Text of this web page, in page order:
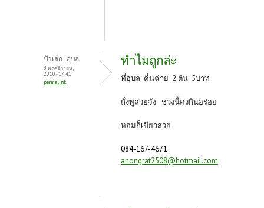
ป้าเล็ก..อุบล
8 พฤศจิกายน,
2010 - 17:41
permalink
ทำไมถูกล่ะ
ที่อุบล คื่นฉ่าย 2 ต้น 5บาท
ถั่งพูสวยจัง ช่วงนี้คงกินอร่อย
หอมก็เขียวสวย
084-167-4671
anongrat2508@hotmail.com